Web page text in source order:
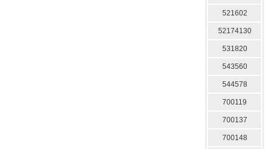
521602
52174130
531820
543560
544578
700119
700137
700148